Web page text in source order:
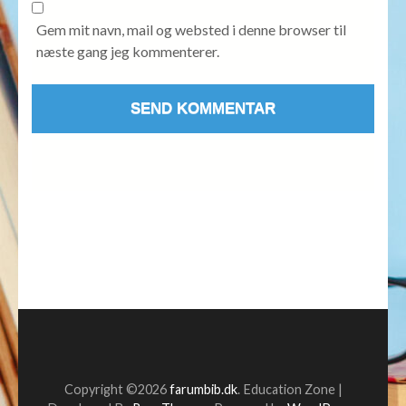
Gem mit navn, mail og websted i denne browser til
næste gang jeg kommenterer.
Copyright ©2026farumbib.dk. Education Zone |